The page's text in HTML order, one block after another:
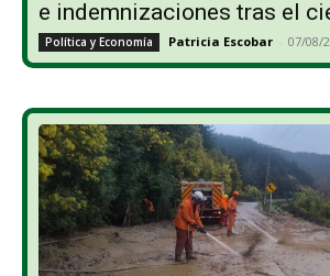
e indemnizaciones tras el
Política y Economía Patricia Escobar - 07/08/